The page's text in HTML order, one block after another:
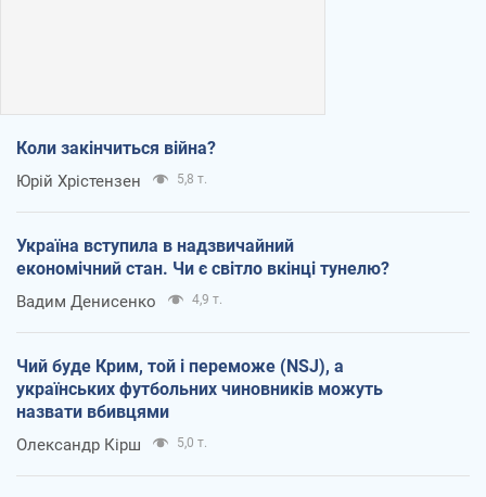
Коли закінчиться війна?
Юрій Хрістензен 5,8 т.
Україна вступила в надзвичайний
економічний стан. Чи є світло вкінці тунелю?
Вадим Денисенко 4,9 т.
Чий буде Крим, той і переможе (NSJ), а
українських футбольних чиновників можуть
назвати вбивцями
Олександр Кірш 5,0 т.